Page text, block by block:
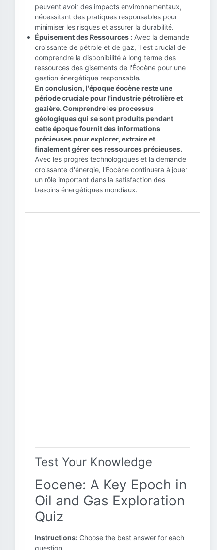
peuvent avoir des impacts environnementaux,
nécessitant des pratiques responsables pour
minimiser les risques et assurer la durabilité.
Épuisement des Ressources : Avec la demande
croissante de pétrole et de gaz, il est crucial de
comprendre la disponibilité à long terme des
ressources des gisements de l'Éocène pour une
gestion énergétique responsable.
En conclusion, l'époque éocène reste une
période cruciale pour l'industrie pétrolière et
gazière. Comprendre les processus
géologiques qui se sont produits pendant
cette époque fournit des informations
précieuses pour explorer, extraire et
finalement gérer ces ressources précieuses.
Avec les progrès technologiques et la demande
croissante d'énergie, l'Éocène continuera à jouer
un rôle important dans la satisfaction des
besoins énergétiques mondiaux.
Test Your Knowledge
Eocene: A Key Epoch in
Oil and Gas Exploration
Quiz
Instructions: Choose the best answer for each
question.